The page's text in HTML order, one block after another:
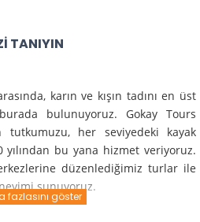
TANIYIN
karın ve kışın tadını en üst
bulunuyoruz. Gokay Tours
tutkumuzu, her seviyedeki kayak
bu yana hizmet veriyoruz.
düzenlediğimiz turlar ile
sunuyoruz.